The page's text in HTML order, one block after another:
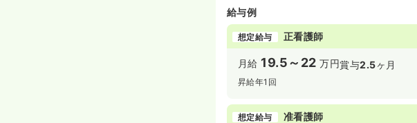
給与例
想定給与 正看護師
月給 19.5～22 万円賞与2.5ヶ月
昇給年1回
想定給与 准看護師